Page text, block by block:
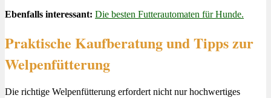
Ebenfalls interessant: Die besten Futterautomaten für Hunde.
Praktische Kaufberatung und Tipps zur
Welpenfütterung
Die richtige Welpenfütterung erfordert nicht nur hochwertiges